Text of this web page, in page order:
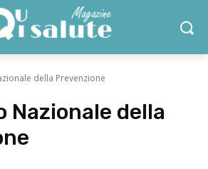
della Prevenzione
Nazionale della